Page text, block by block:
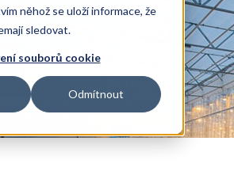
něhož se uloží informace, že
sledovat.
souborů cookie
Odmítnout